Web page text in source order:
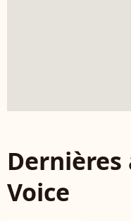
Dernières
Voice